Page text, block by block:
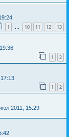
1 … 10 11 12 13
1 2
1 2
2011, 15:29